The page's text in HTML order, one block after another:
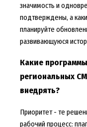
значимость и
подтверждены, а
планируйте
развивающуюся
Какие
региональных
внедрять?
Приоритет - те
рабочий процесс: